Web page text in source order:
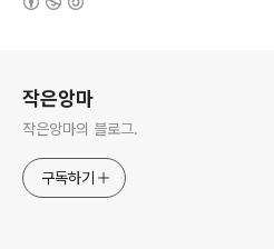
작은앙마
작은앙마의 블로그.
구독하기